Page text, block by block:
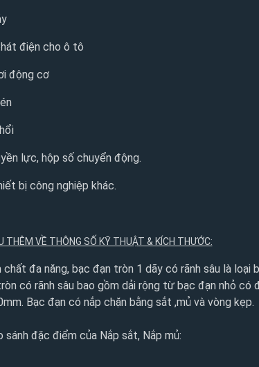
điện cho ô tô
động cơ
lực, hộp số chuyển động.
bị công nghiệp khác.
THÊM VỀ THÔNG SỐ KỸ THUẬT & KÍCH THƯỚC:
chất đa năng, bạc đạn tròn 1 dãy có rãnh sâu là
có rãnh sâu bao gồm dải rộng từ bạc đạn nhỏ
Bạc đạn có nắp chặn bằng sắt ,mủ và vòng kẹp.
sánh đặc điểm của Nắp sắt, Nắp mủ: